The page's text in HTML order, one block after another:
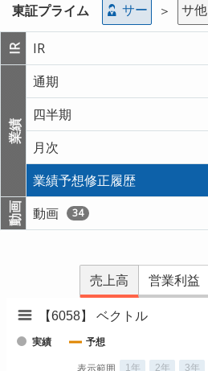
東証プライム サー ＞ サ他
IR IR
業績
通期
四半期
月次
業績予想修正履歴
動画 動画 34
売上高 営業利益
【6058】 ベクトル
表示範囲 1年 2年 3年
実績 予想